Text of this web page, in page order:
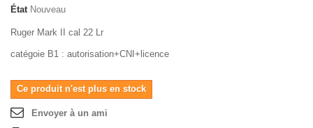
État Nouveau
Ruger Mark II cal 22 Lr
catégoie B1 : autorisation+CNI+licence
Ce produit n'est plus en stock
Envoyer à un ami